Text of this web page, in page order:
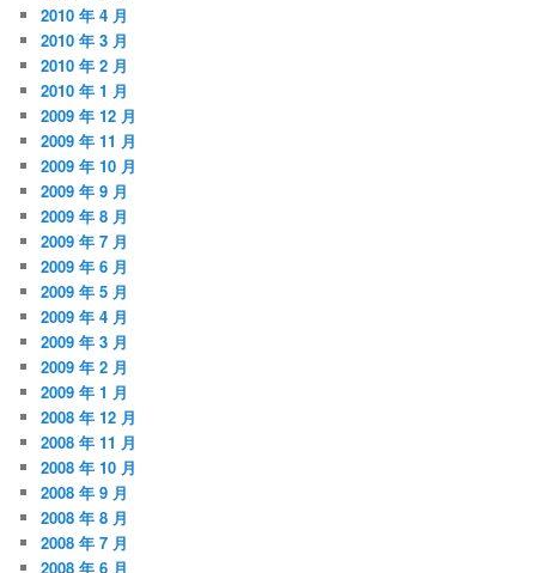
2010 年 4 月
2010 年 3 月
2010 年 2 月
2010 年 1 月
2009 年 12 月
2009 年 11 月
2009 年 10 月
2009 年 9 月
2009 年 8 月
2009 年 7 月
2009 年 6 月
2009 年 5 月
2009 年 4 月
2009 年 3 月
2009 年 2 月
2009 年 1 月
2008 年 12 月
2008 年 11 月
2008 年 10 月
2008 年 9 月
2008 年 8 月
2008 年 7 月
2008 年 6 月